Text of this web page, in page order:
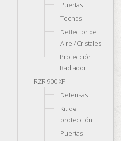
Puertas
Techos
Deflector de
Aire / Cristales
Protección
Radiador
RZR 900 XP
Defensas
Kit de
protección
Puertas